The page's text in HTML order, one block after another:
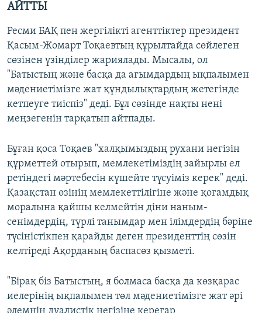
АЙТТЫ
Ресми БАҚ пен жергілікті агенттіктер президент
Қасым-Жомарт Тоқаевтың құрылтайда сөйлеген
сөзінен үзінділер жариялады. Мысалы, ол
"Батыстың және басқа да ағымдардың ықпалымен
мәдениетімізге жат құндылықтардың жетегінде
кетпеуге тиіспіз" деді. Бұл сөзінде нақты нені
меңзегенін тарқатып айтпады.
Бұған қоса Тоқаев "халқымыздың рухани негізін
құрметтей отырып, мемлекетіміздің зайырлы ел
ретіндегі мәртебесін күшейте түсуіміз керек" деді.
Қазақстан өзінің мемлекеттілігіне және қоғамдық
моралына қайшы келмейтін діни наным-
сенімдердің, түрлі танымдар мен ілімдердің бәріне
түсіністікпен қарайды деген президенттің сөзін
келтіреді Ақорданың баспасөз қызметі.
"Бірақ біз Батыстың, я болмаса басқа да көзқарас
иелерінің ықпалымен төл мәдениетімізге жат әрі